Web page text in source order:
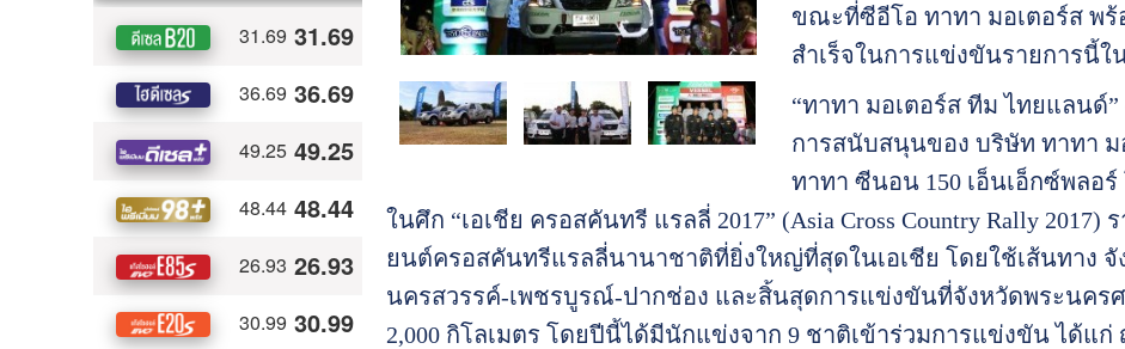
ขณะที่ซีอีโอ ทาทา มอเตอร์ส พ
สำเร็จในการแข่งขันรายการนี้
“ทาทา มอเตอร์ส ทีม ไทยแลนด์”
การสนับสนุนของ บริษัท ทาทา ม
ทาทา ซีนอน 150 เอ็นเอ็กซ์พลอ
ในศึก “เอเชีย ครอสคันทรี แรลลี่ 2017” (Asia Cross Country Rally
ยนต์ครอสคันทรีแรลลี่นานาชาติที่ยิ่งใหญ่ที่สุดในเอเชีย โดยใช้เส้นทาง
นครสวรรค์-เพชรบูรณ์-ปากช่อง และสิ้นสุดการแข่งขันที่จังหวัดพระนคร
2,000 กิโลเมตร โดยปีนี้ได้มีนักแข่งจาก 9 ชาติเข้าร่วมการแข่งขัน ได้แ